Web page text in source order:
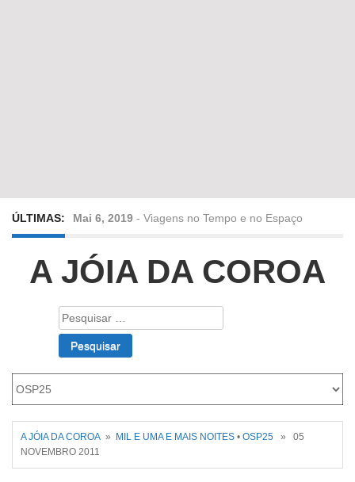
ÚLTIMAS: Mai 6, 2019 - Viagens no Tempo e no Espaço
Abr 24, 2019 -Diz-me a verdade a mentir
Fev 22, 2019
Roriz
A JÓIA DA COROA
Pesquisar
por:
A JÓIA DA COROA » MIL E UMA E MAIS NOITES • OSP25 » 05
NOVEMBRO 2011